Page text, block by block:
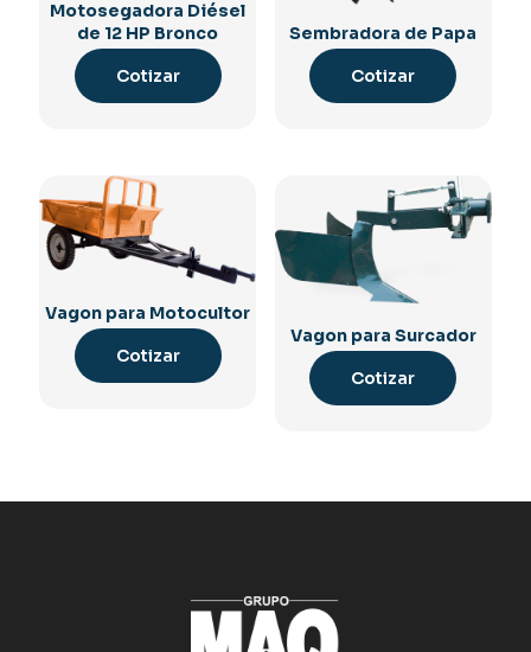
Motosegadora Diésel
de 12 HP Bronco
Cotizar
Sembradora de Papa
Cotizar
Vagon para Motocultor
Cotizar
Vagon para Surcador
Cotizar